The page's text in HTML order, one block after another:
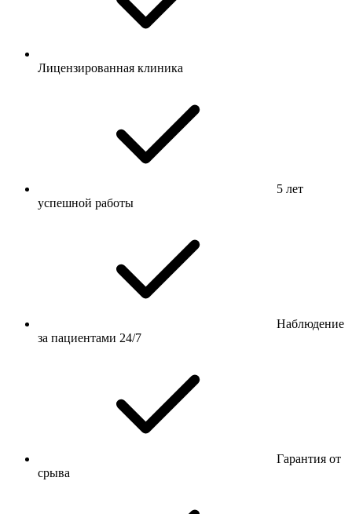
Лицензированная клиника
5 лет
успешной работы
Наблюдение
за пациентами 24/7
Гарантия от
срыва